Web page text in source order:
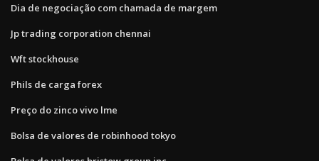
Dia de negociação com chamada de margem
Jp trading corporation chennai
Wft stockhouse
Phils de carga forex
Preço do zinco vivo lme
Bolsa de valores de robinhood tokyo